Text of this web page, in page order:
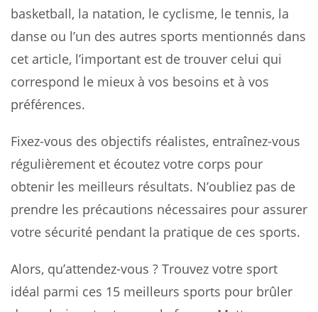
basketball, la natation, le cyclisme, le tennis, la
danse ou l’un des autres sports mentionnés dans
cet article, l’important est de trouver celui qui
correspond le mieux à vos besoins et à vos
préférences.
Fixez-vous des objectifs réalistes, entraînez-vous
régulièrement et écoutez votre corps pour
obtenir les meilleurs résultats. N’oubliez pas de
prendre les précautions nécessaires pour assurer
votre sécurité pendant la pratique de ces sports.
Alors, qu’attendez-vous ? Trouvez votre sport
idéal parmi ces 15 meilleurs sports pour brûler